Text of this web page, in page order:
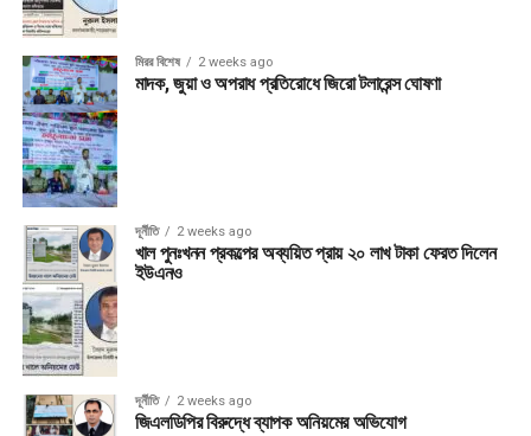
মিরর বিশেষ 2 weeks ago
মাদক, জুয়া ও অপরাধ প্রতিরোধে জিরো টলারেন্স ঘোষণা
দূর্নীতি 2 weeks ago
খাল পুনঃখনন প্রকল্পের অব্যয়িত প্রায় ২০ লাখ টাকা ফেরত দিলেন
ইউএনও
দূর্নীতি 2 weeks ago
জিএলডিপির বিরুদ্ধে ব্যাপক অনিয়মের অভিযোগ